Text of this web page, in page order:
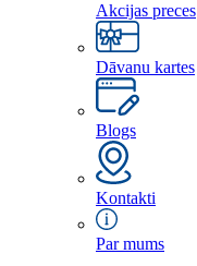
Akcijas preces
Dāvanu kartes
Blogs
Kontakti
Par mums